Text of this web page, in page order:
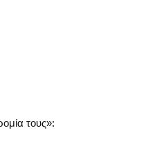
τους»: